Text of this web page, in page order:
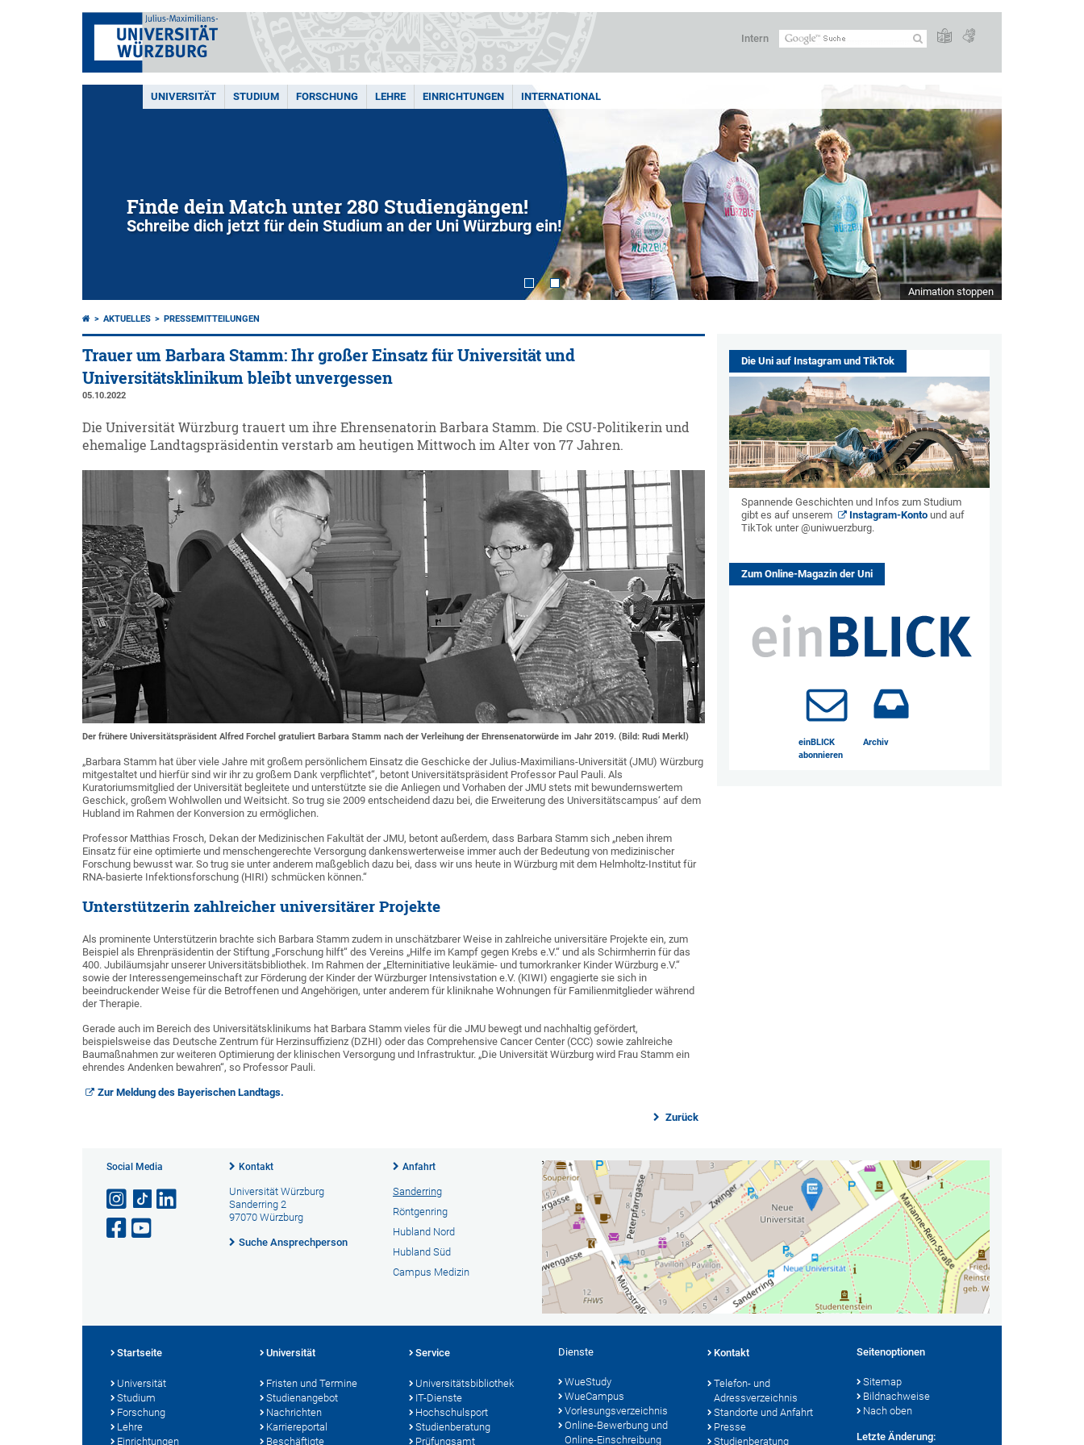
Intern
UNIVERSITÄT STUDIUM FORSCHUNG LEHRE EINRICHTUNGEN INTERNATIONAL
Finde dein Match unter 280 Studiengängen!
Schreibe dich jetzt für dein Studium an der Uni Würzburg ein!
Animation stoppen
AKTUELLES PRESSEMITTEILUNGEN
Trauer um Barbara Stamm: Ihr großer Einsatz für Universität und
Universitätsklinikum bleibt unvergessen
05.10.2022
Die Universität Würzburg trauert um ihre Ehrensenatorin Barbara Stamm. Die CSU-Politikerin und
ehemalige Landtagspräsidentin verstarb am heutigen Mittwoch im Alter von 77 Jahren.
Der frühere Universitätspräsident Alfred Forchel gratuliert Barbara Stamm nach der Verleihung der Ehrensenatorwürde im Jahr 2019. (Bild: Rudi Merkl)
„Barbara Stamm hat über viele Jahre mit großem persönlichem Einsatz die Geschicke der Julius-Maximilians-Universität (JMU) Würzburg
mitgestaltet und hierfür sind wir ihr zu großem Dank verpflichtet“, betont Universitätspräsident Professor Paul Pauli. Als
Kuratoriumsmitglied der Universität begleitete und unterstützte sie die Anliegen und Vorhaben der JMU stets mit bewundernswertem
Geschick, großem Wohlwollen und Weitsicht. So trug sie 2009 entscheidend dazu bei, die Erweiterung des Universitätscampus‘ auf dem
Hubland im Rahmen der Konversion zu ermöglichen.
Professor Matthias Frosch, Dekan der Medizinischen Fakultät der JMU, betont außerdem, dass Barbara Stamm sich „neben ihrem
Einsatz für eine optimierte und menschengerechte Versorgung dankenswerterweise immer auch der Bedeutung von medizinischer
Forschung bewusst war. So trug sie unter anderem maßgeblich dazu bei, dass wir uns heute in Würzburg mit dem Helmholtz-Institut für
RNA-basierte Infektionsforschung (HIRI) schmücken können.“
Unterstützerin zahlreicher universitärer Projekte
Als prominente Unterstützerin brachte sich Barbara Stamm zudem in unschätzbarer Weise in zahlreiche universitäre Projekte ein, zum
Beispiel als Ehrenpräsidentin der Stiftung „Forschung hilft“ des Vereins „Hilfe im Kampf gegen Krebs e.V.“ und als Schirmherrin für das
400. Jubiläumsjahr unserer Universitätsbibliothek. Im Rahmen der „Elterninitiative leukämie- und tumorkranker Kinder Würzburg e.V.“
sowie der Interessengemeinschaft zur Förderung der Kinder der Würzburger Intensivstation e.V. (KIWI) engagierte sie sich in
beeindruckender Weise für die Betroffenen und Angehörigen, unter anderem für kliniknahe Wohnungen für Familienmitglieder während
der Therapie.
Gerade auch im Bereich des Universitätsklinikums hat Barbara Stamm vieles für die JMU bewegt und nachhaltig gefördert,
beispielsweise das Deutsche Zentrum für Herzinsuffizienz (DZHI) oder das Comprehensive Cancer Center (CCC) sowie zahlreiche
Baumaßnahmen zur weiteren Optimierung der klinischen Versorgung und Infrastruktur. „Die Universität Würzburg wird Frau Stamm ein
ehrendes Andenken bewahren“, so Professor Pauli.
Zur Meldung des Bayerischen Landtags.
Zurück
Die Uni auf Instagram und TikTok
Spannende Geschichten und Infos zum Studium
gibt es auf unserem
Instagram-Konto und auf
TikTok unter @uniwuerzburg.
Zum Online-Magazin der Uni
einBLICK
abonnieren
Archiv
Social Media Kontakt
Universität Würzburg
Sanderring 2
97070 Würzburg
Suche Ansprechperson
Anfahrt
Sanderring
Röntgenring
Hubland Nord
Hubland Süd
Campus Medizin
Startseite
Universität
Studium
Forschung
Lehre
Einrichtungen
Universität
Fristen und Termine
Studienangebot
Nachrichten
Karriereportal
Beschäftigte
Service
Universitätsbibliothek
IT-Dienste
Hochschulsport
Studienberatung
Prüfungsamt
Dienste
WueStudy
WueCampus
Vorlesungsverzeichnis
Online-Bewerbung und
Online-Einschreibung
Kontakt
Telefon- und
Adressverzeichnis
Standorte und Anfahrt
Presse
Studienberatung
Seitenoptionen
Sitemap
Bildnachweise
Nach oben
Letzte Änderung: